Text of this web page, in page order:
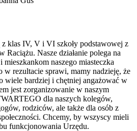
z klas IV, V i VI szkoły podstawowej z
Raciążu. Nasze działanie polega na
naszego miasteczka
w rezultacie sprawi, mamy nadzieję, że
wiele bardziej i chętniej angażować w
jest zorganizowanie w naszym
dla naszych kolegów,
rodziców, ale także dla osób z
Chcemy, by wszyscy mieli
funkcjonowania Urzędu.